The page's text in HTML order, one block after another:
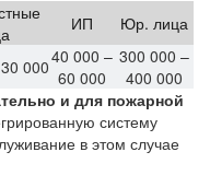
ИП
Юр. лица
30 00040 000 –
60 000
300 000 –
400 000
и для пожарной
систему
в этом случае